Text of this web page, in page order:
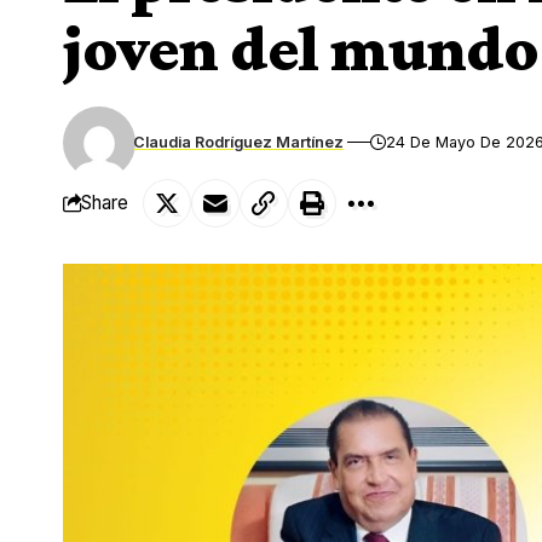
joven del mundo
Claudia Rodríguez Martínez 24 De Mayo De
Share